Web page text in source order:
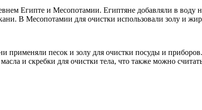
Египте и Месопотамии. Египтяне добавляли в воду
В Месопотамии для очистки использовали золу и
применяли песок и золу для очистки посуды и
и скребки для очистки тела, что также можно